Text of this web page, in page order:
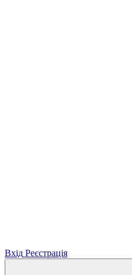
Вхід Реєстрація